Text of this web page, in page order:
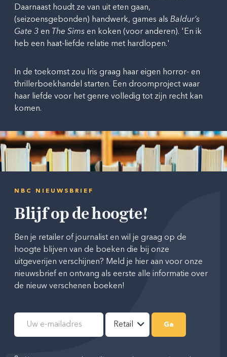
Daarnaast houdt ze van uit eten gaan,
(seizoensgebonden) handwerk, games als Baldur’s
Gate 3 en The Sims en koken (voor anderen). 'En ik
heb een haat-liefde relatie met hardlopen.'
In de toekomst zou Iris graag haar eigen horror- en
thrillerboekhandel starten. Een droomproject waar
haar liefde voor het genre volledig tot zijn recht kan
komen.
NBC NIEUWSBRIEF
Blijf op de hoogte!
Ben je retailer of journalist en wil je graag op de
hoogte blijven van de boeken die bij onze
uitgeverijen verschijnen? Meld je hier aan voor onze
nieuwsbrief en ontvang als eerste alle informatie over
de nieuw verschenen boeken!